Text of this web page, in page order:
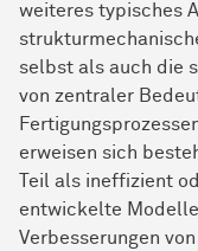
weiteres typisches
selbst als auch die
von zentraler
erweisen sich
Teil als ineffizient
entwickelte
Verbesserungen